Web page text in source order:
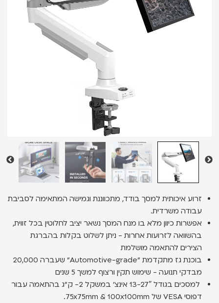
זרוע איכותית למסך בודד, מתכווננת וגמישה המתאימה לסביבת
עבודה משרדית.
אפשרות כיוון מלא בו מנח המסך נשאר יציב לחלוטין בכל זווית,
בהשוואה לזרועות אחרות - ניתן לשלוט בקלות בהברגת
הצירים להתאמה מושלמת
בוכנת גז מתקדמת ״Automotive-grade״ שעברה 20,000
מבדקי תנועה - שימוש תקין ורצוף למשך 5 שנים
למסכים בגודל 13-27″ אינצ׳ במשקל 2- ק״ג בהתאמה עבור
דפוסי VESA של 75x75mm & 100x100mm.